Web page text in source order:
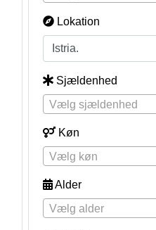
Lokation
Sjældenhed
Vælg sjældenhed
Køn
Vælg køn
Alder
Vælg alder